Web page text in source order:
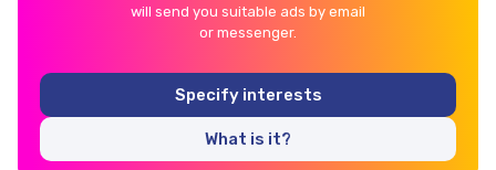
will send you suitable ads by email
or messenger.
Specify interests
What is it?